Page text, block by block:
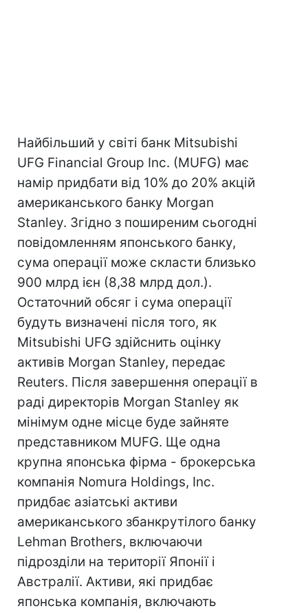
Найбільший у світі банк Mitsubishi
UFG Financial Group Inc. (MUFG) має
намір придбати від 10% до 20% акцій
американського банку Morgan
Stanley. Згідно з поширеним сьогодні
повідомленням японського банку,
сума операції може скласти близько
900 млрд ієн (8,38 млрд дол.).
Остаточний обсяг і сума операції
будуть визначені після того, як
Mitsubishi UFG здійснить оцінку
активів Morgan Stanley, передає
Reuters. Після завершення операції в
раді директорів Morgan Stanley як
мінімум одне місце буде зайняте
представником MUFG. Ще одна
крупна японська фірма - брокерська
компанія Nomura Holdings, Inc.
придбає азіатські активи
американського збанкрутілого банку
Lehman Brothers, включаючи
підрозділи на території Японії і
Австралії. Активи, які придбає
японська компанія, включають